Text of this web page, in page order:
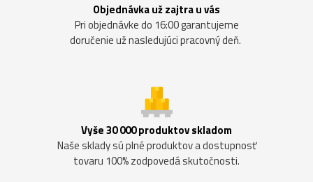
Objednávka už zajtra u vás
Pri objednávke do 16:00 garantujeme
doručenie už nasledujúci pracovný deň.
Vyše 30 000 produktov skladom
Naše sklady sú plné produktov a dostupnosť
tovaru 100% zodpovedá skutočnosti.